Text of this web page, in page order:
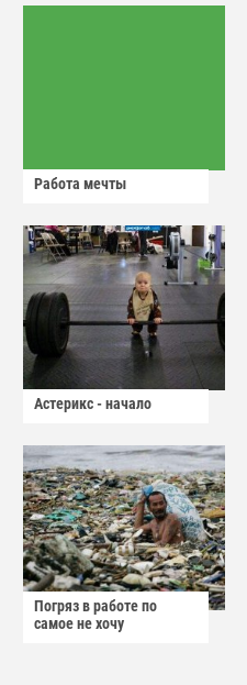
Работа мечты
Астерикс - начало
Погряз в работе по
самое не хочу